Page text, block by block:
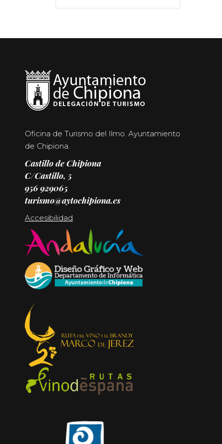
Oficina de Turismo del Ilmo. Ayuntamiento
de Chipiona.
Castillo de Chipiona
C/Castillo, 5
956 929065
turismo@aytochipiona.es
Accesibilidad